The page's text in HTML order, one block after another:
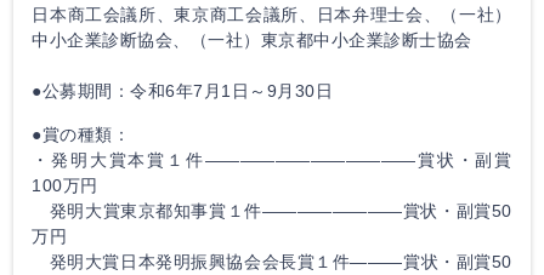
日本商工会議所、東京商工会議所、日本弁理士会、（一社）
中小企業診断協会、（一社）東京都中小企業診断士協会
●公募期間：令和6年7月1日～9月30日
●賞の種類：
・発明大賞本賞１件————————————賞状・副賞
100万円
発明大賞東京都知事賞１件————————賞状・副賞50
万円
発明大賞日本発明振興協会会長賞１件———賞状・副賞50